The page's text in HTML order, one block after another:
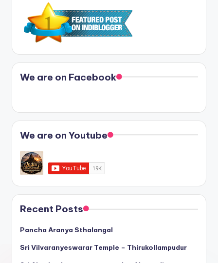
We are on Facebook
We are on Youtube
Recent Posts
Pancha Aranya Sthalangal
Sri Vilvaranyeswarar Temple – Thirukollampudur